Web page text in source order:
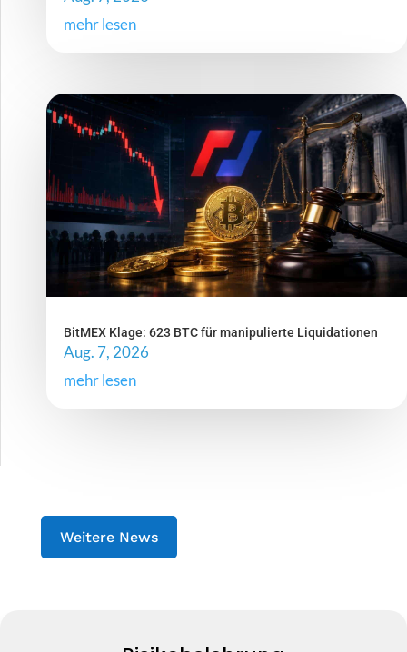
mehr lesen
BitMEX Klage: 623 BTC für manipulierte Liquidationen
Aug. 7, 2026
mehr lesen
Weitere News